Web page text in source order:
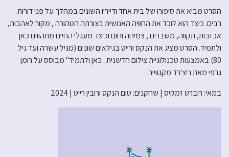
הסרט מביא את סיפורו של בית אחד ודייריו השונים במהלך על פני דורות
רבים. כיצד הוא לוכד את החוויה האנושית בצורתה הטהורה , מקור לאהבות,
אכזבות, תקווה, משברים , צמיחה וחום וכיצד מעגלי החיים מתהווים כאן
ולתמיד. הסרט מציג את הנקס ורייט בגילאים שונים (מגיל עשרה ועד גיל
80) באמצעות טכנולוגיית צילום חדשנית . כאן ולתמיד" מבוסס על רומן
גרפי מאת ריצ'רד מקגווייר.
במאי: רוברט זמקיס | שחקנים: טום הנקס ורובין רייט | 2024